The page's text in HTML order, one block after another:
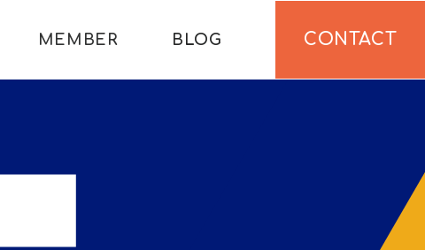
MEMBER BLOG CONTACT